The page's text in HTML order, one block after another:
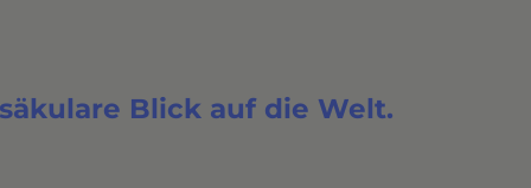
Blick auf die Welt.